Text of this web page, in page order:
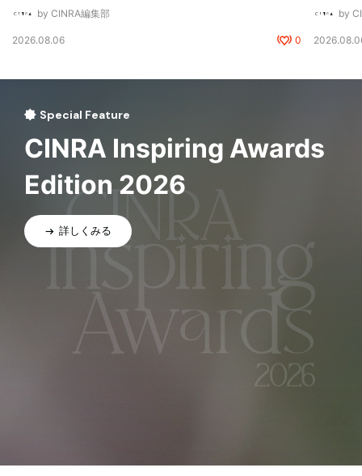
by CINRA編集部
2026.08.06 0
by
Special Feature
CINRA Inspiring Awards
Edition 2026
詳しくみる